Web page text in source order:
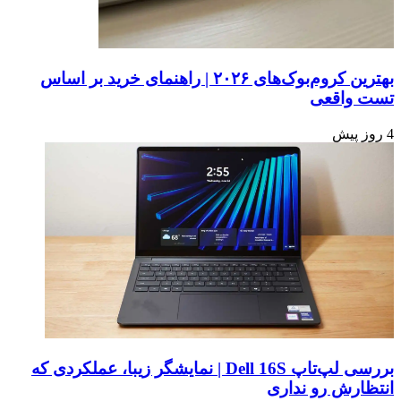
بهترین کروم‌بوک‌های ۲۰۲۶ | راهنمای خرید بر اساس
تست واقعی
4 روز پیش
بررسی لپ‌تاپ Dell 16S | نمایشگر زیبا، عملکردی که
انتظارش رو نداری